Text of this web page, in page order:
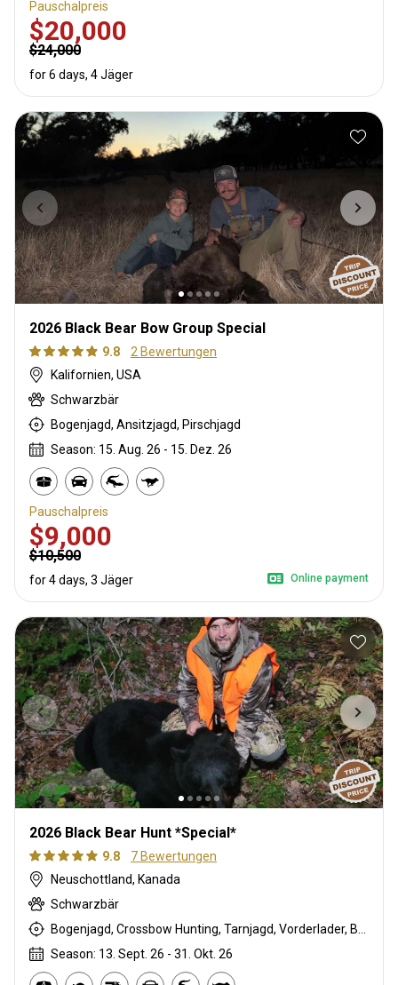
Pauschalpreis
$20,000
$24,000
for 6 days, 4 Jäger
2026 Black Bear Bow Group Special
9.8
2 Bewertungen
Kalifornien, USA
Schwarzbär
Bogenjagd, Ansitzjagd, Pirschjagd
Season: 15. Aug. 26 - 15. Dez. 26
Pauschalpreis
$9,000
$10,500
for 4 days, 3 Jäger Online payment
2026 Black Bear Hunt *Special*
9.8
7 Bewertungen
Neuschottland, Kanada
Schwarzbär
Season: 13. Sept. 26 - 31. Okt. 26